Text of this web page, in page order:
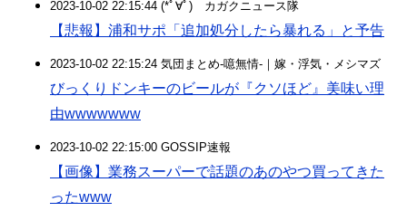
2023-10-02 22:15:44 (*ﾟ∀ﾟ)ゞカガクニュース隊
【悲報】浦和サポ「追加処分したら暴れる」と予告
2023-10-02 22:15:24 気団まとめ-噫無情-｜嫁・浮気・メシマズ
びっくりドンキーのビールが『クソほど』美味い理
由wwwwwww
2023-10-02 22:15:00 GOSSIP速報
【画像】業務スーパーで話題のあのやつ買ってきた
ったwww